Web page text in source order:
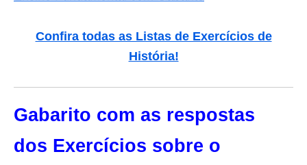
Confira todas as Listas de Exercícios de
História!
Gabarito com as respostas
dos Exercícios sobre o